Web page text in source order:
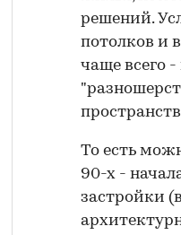
решений.
потолков и
чаще всего
То есть
90-х -
застройки